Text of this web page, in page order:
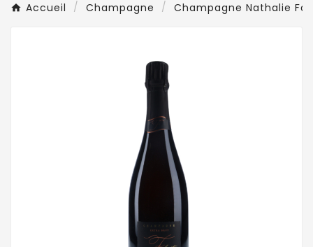
Accueil Champagne Champagne Nathalie